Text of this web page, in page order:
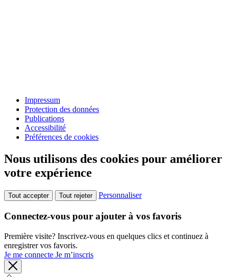
Impressum
Protection des données
Publications
Accessibilité
Préférences de cookies
Nous utilisons des cookies pour améliorer
votre expérience
Tout accepter Tout rejeter Personnaliser
Connectez-vous pour ajouter à vos favoris
Première visite? Inscrivez-vous en quelques clics et continuez à
enregistrer vos favoris.
Je me connecte Je m’inscris